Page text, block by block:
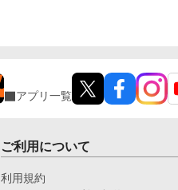
アプリ一覧
ご利用について
利用規約